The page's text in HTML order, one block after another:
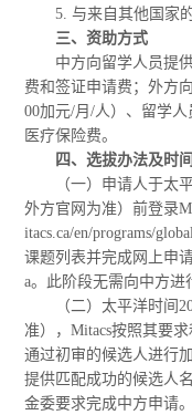
5. 与来自其他国家
三、资助方式
中方向留学人员提
费和签证申请费；外方
00加元/月/人）、留学
医疗保险费。
四、选拔办法及时
（一）申请人于太
外方官网为准）前登录
itacs.ca/en/programs/
课题列表并完成网上申
a。此阶段无需向中方进
（二）太平洋时间
准），Mitacs按照其要
通过初审的候选人进行
提供匹配成功的候选人
金委要求完成中方申请。